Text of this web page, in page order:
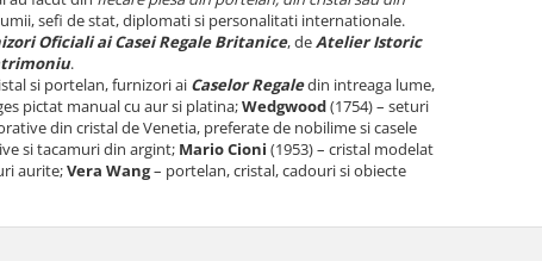
sefi de stat, diplomati si personalitati internationale.
Oficiali ai Casei Regale Britanice, deAtelier Istoric
.
si portelan, furnizori ai Caselor Regaledin intreaga lume,
pictat manual cu aur si platina;Wedgwood(1754) – seturi
din cristal de Venetia, preferate de nobilime si casele
si tacamuri din argint; Mario Cioni (1953) – cristal modelat
aurite;Vera Wang– portelan, cristal, cadouri si obiecte